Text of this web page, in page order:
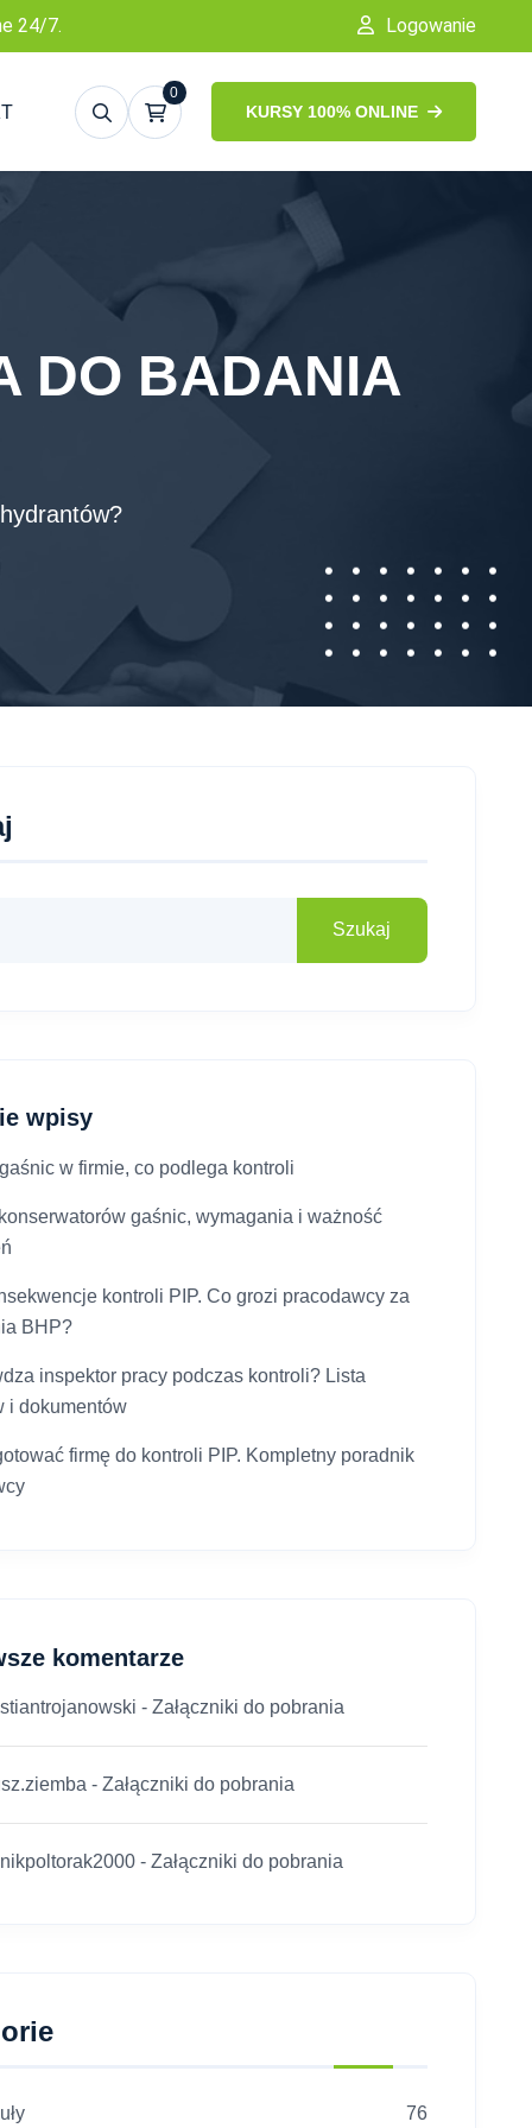
24/7. Logowanie
0
KURSY 100% ONLINE
DO BADANIA
Szukaj
wpisy
w firmie, co podlega kontroli
gaśnic, wymagania i ważność
kontroli PIP. Co grozi pracodawcy za
BHP?
inspektor pracy podczas kontroli? Lista
i dokumentów
firmę do kontroli PIP. Kompletny poradnik
komentarze
-Załączniki do pobrania
-Załączniki do pobrania
-Załączniki do pobrania
76